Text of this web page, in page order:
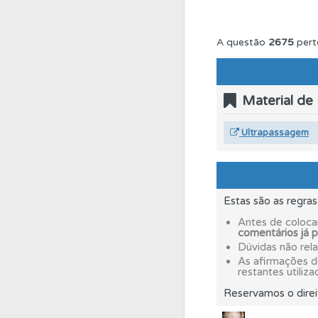
Veja os
Questões Consulte
Saiba no
Questões Pode
Testemunhos Veja
Biblioteca
A questão 2675
Material de
Ultrapassagem
Estas são as
Antes de
comentários já
Dúvidas não
As afirmações
restantes
Reservamos o